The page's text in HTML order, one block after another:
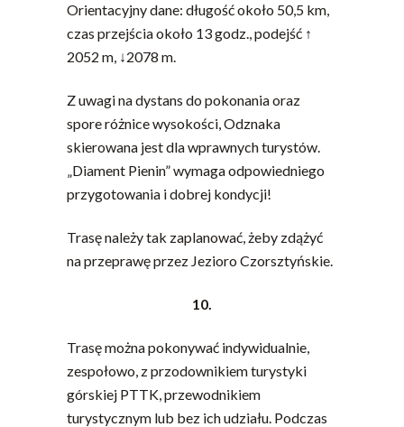
Orientacyjny dane: długość około 50,5 km,
czas przejścia około 13 godz., podejść ↑
2052 m, ↓2078 m.
Z uwagi na dystans do pokonania oraz
spore różnice wysokości, Odznaka
skierowana jest dla wprawnych turystów.
„Diament Pienin” wymaga odpowiedniego
przygotowania i dobrej kondycji!
Trasę należy tak zaplanować, żeby zdążyć
na przeprawę przez Jezioro Czorsztyńskie.
10.
Trasę można pokonywać indywidualnie,
zespołowo, z przodownikiem turystyki
górskiej PTTK, przewodnikiem
turystycznym lub bez ich udziału. Podczas